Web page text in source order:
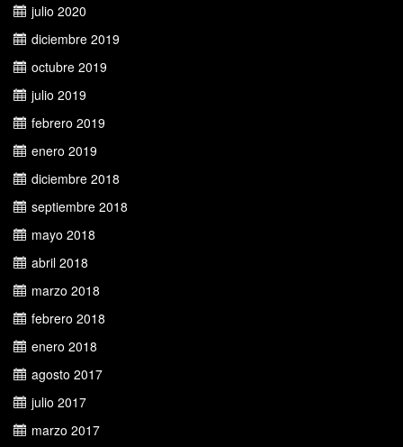
julio 2020
diciembre 2019
octubre 2019
julio 2019
febrero 2019
enero 2019
diciembre 2018
septiembre 2018
mayo 2018
abril 2018
marzo 2018
febrero 2018
enero 2018
agosto 2017
julio 2017
marzo 2017